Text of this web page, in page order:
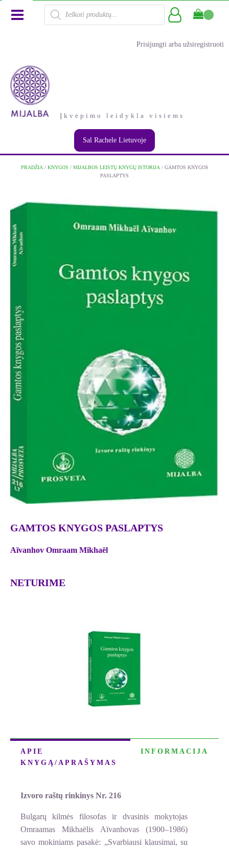
Products
search
Prisijungti arba užsiregistruoti
Įkvėpimo leidykla visiems
Sal Rachele Lietuvoje
PRADŽIA / KNYGOS / MIJALBOS LEISTŲ KNYGŲ ISTORIJA / GAMTOS KNYGOS
PASLAPTYS
GAMTOS KNYGOS PASLAPTYS
Aïvanhov Omraam Mikhaël
NETURIME
APIE
KNYGĄ/APRAŠYMAS
INFORMACIJA
Izvoro raštų rinkinys Nr. 216
Bulgarų kilmės filosofas ir dvasinis mokytojas
Omraamas Mikhaёlis Aïvanhovas (1900–1986)
savo mokiniams pasakė: „Svarbiausi klausimai, su